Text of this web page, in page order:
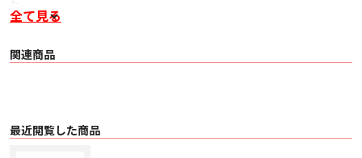
■ 主な特長
幅及び奥行きはLINTONと同じですがSuperLINTONのキャビネットは40ｍｍ高
くなり内部容積を増加。
特殊なダンピング材で形成された25ｍｍのソフトドームは上位モデルの
DOVEDALEと同様。
全て見る
関連商品
最近閲覧した商品